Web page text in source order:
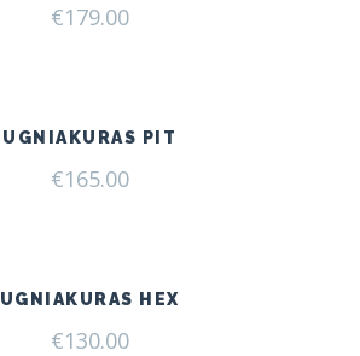
€179.00
UGNIAKURAS PIT
€165.00
UGNIAKURAS HEX
€130.00